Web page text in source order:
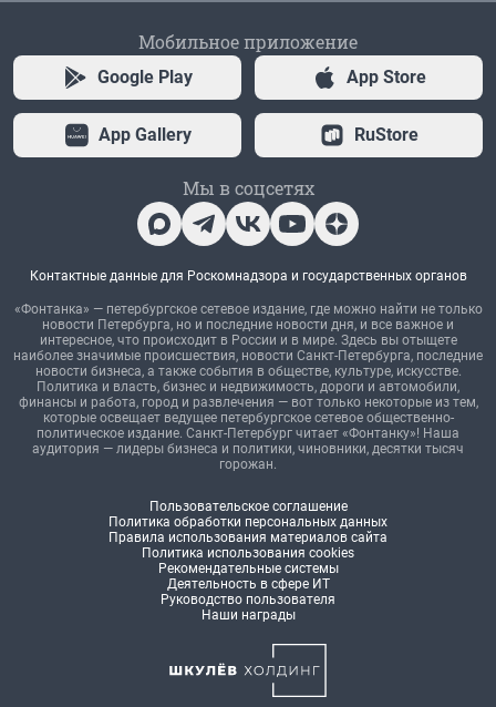
Мобильное приложение
Google Play App Store
App Gallery RuStore
Мы в соцсетях
Контактные данные для Роскомнадзора и государственных органов
«Фонтанка» — петербургское сетевое издание, где можно найти не только
новости Петербурга, но и последние новости дня, и все важное и
интересное, что происходит в России и в мире. Здесь вы отыщете
наиболее значимые происшествия, новости Санкт-Петербурга, последние
новости бизнеса, а также события в обществе, культуре, искусстве.
Политика и власть, бизнес и недвижимость, дороги и автомобили,
финансы и работа, город и развлечения — вот только некоторые из тем,
которые освещает ведущее петербургское сетевое общественно-
политическое издание. Санкт-Петербург читает «Фонтанку»! Наша
аудитория — лидеры бизнеса и политики, чиновники, десятки тысяч
горожан.
Пользовательское соглашение
Политика обработки персональных данных
Правила использования материалов сайта
Политика использования cookies
Рекомендательные системы
Деятельность в сфере ИТ
Руководство пользователя
Наши награды